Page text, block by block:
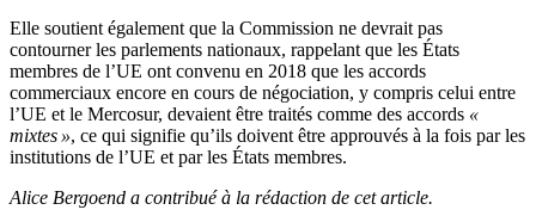
Elle soutient également que la Commission ne devrait pas
contourner les parlements nationaux, rappelant que les États
membres de l’UE ont convenu en 2018 que les accords
commerciaux encore en cours de négociation, y compris celui entre
l’UE et le Mercosur, devaient être traités comme des accords «
mixtes », ce qui signifie qu’ils doivent être approuvés à la fois par les
institutions de l’UE et par les États membres.
Alice Bergoend a contribué à la rédaction de cet article.